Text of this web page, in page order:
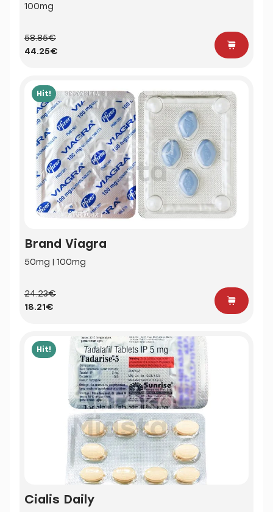
100mg
58.85€
44.25€
Hit!
Brand Viagra
50mg | 100mg
24.23€
18.21€
Hit!
Cialis Daily